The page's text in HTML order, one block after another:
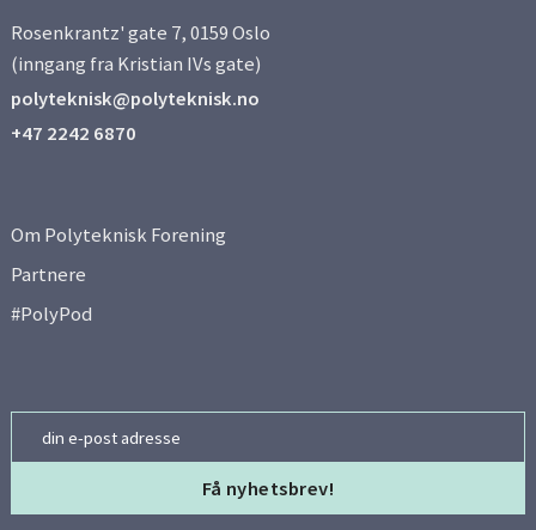
Rosenkrantz' gate 7, 0159 Oslo
(inngang fra Kristian IVs gate)
polyteknisk@polyteknisk.no
+47 2242 6870
Om Polyteknisk Forening
Partnere
#PolyPod